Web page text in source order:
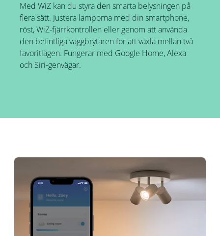
Med WiZ kan du styra den smarta belysningen på
flera sätt. Justera lamporna med din smartphone,
röst, WiZ-fjärrkontrollen eller genom att använda
den befintliga väggbrytaren för att växla mellan två
favoritlägen. Fungerar med Google Home, Alexa
och Siri-genvägar.